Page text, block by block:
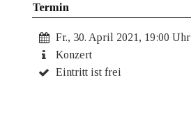
Termin
Fr., 30. April 2021, 19:00 Uhr
Konzert
Eintritt ist frei